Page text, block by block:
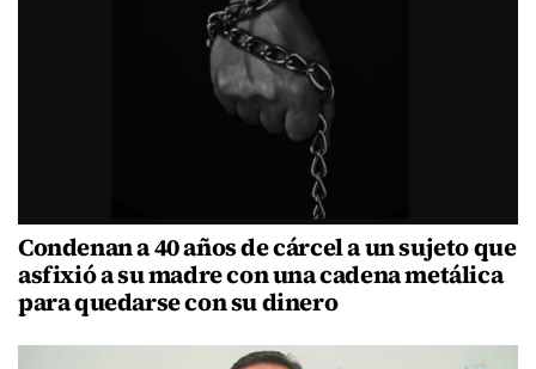
Condenan a 40 años de cárcel a un sujeto que
asfixió a su madre con una cadena metálica
para quedarse con su dinero